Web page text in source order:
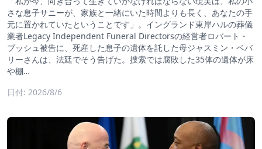
さな息子サニーが、家族と一緒にいた時間よりも長く、あなたの手
元に置かれていたということです」。イングランド東岸ハルの葬儀
業者Legacy Independent Funeral Directorsの経営者ロバート・
ブッシュ被告に、死産した息子の遺体を託した母ジャスミン・ベバ
リーさんは、法廷でそう告げた。捜索では腐敗した35体の遺体が床
や棚…
日付: 2026/8/6